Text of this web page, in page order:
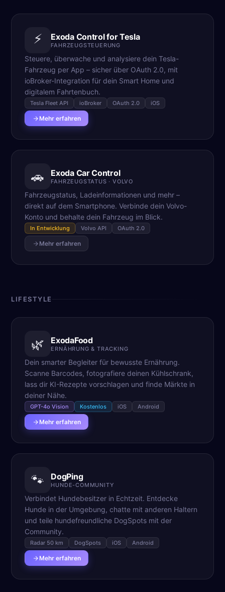
⚡ Exoda Control for Tesla
FAHRZEUGSTEUERUNG
Steuere, überwache und analysiere dein Tesla-
Fahrzeug per App – sicher über OAuth 2.0, mit
ioBroker-Integration für dein Smart Home und
digitalem Fahrtenbuch.
Tesla Fleet API ioBroker OAuth 2.0 iOS
Mehr erfahren
🚗 Exoda Car Control
FAHRZEUGSTATUS · VOLVO
Fahrzeugstatus, Ladeinformationen und mehr –
direkt auf dem Smartphone. Verbinde dein Volvo-
Konto und behalte dein Fahrzeug im Blick.
In Entwicklung Volvo API OAuth 2.0
Mehr erfahren
LIFESTYLE
🌿 ExodaFood
ERNÄHRUNG & TRACKING
Dein smarter Begleiter für bewusste Ernährung.
Scanne Barcodes, fotografiere deinen Kühlschrank,
lass dir KI-Rezepte vorschlagen und finde Märkte in
deiner Nähe.
GPT-4o Vision Kostenlos iOS Android
Mehr erfahren
🐾 DogPing
HUNDE-COMMUNITY
Verbindet Hundebesitzer in Echtzeit. Entdecke
Hunde in der Umgebung, chatte mit anderen Haltern
und teile hundefreundliche DogSpots mit der
Community.
Radar 50 km DogSpots iOS Android
Mehr erfahren